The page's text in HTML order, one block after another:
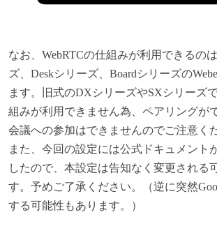
なお、WebRTCの仕組みが利用できるの
ズ、Deskシリーズ、Boardシリーズの
ます。旧式のDXシリーズやSXシリーズ
組みが利用できません為、ペアリングが
会議への参加はできませんのでご注意く
また、今回の設定には公式ドキュメント
したので、本設定は告知なく変更される
す。予めご了承ください。（逆に突然
する可能性もあります。）